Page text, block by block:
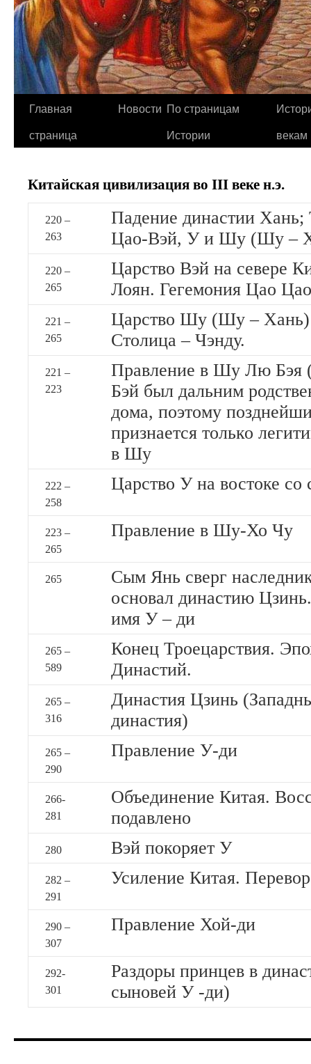
Главная
страница
Новости По страницам
Истории
векам
Китайская цивилизация во III веке н.э.
220 –
263
Падение династии Хань;
Цао-Вэй, У и Шу (Шу –
220 –
265
Царство Вэй на севере
Лоян. Гегемония Цао Цао
221 –
265
Царство Шу (Шу – Хань)
Столица – Чэнду.
221 –
223
Правление в Шу Лю
Бэй был дальним
дома, поэтому
признается только
в Шу
222 –
258
Царство У на востоке
223 –
265
Правление в Шу-Хо Чу
265
Сым Янь сверг
основал династию
имя У – ди
265 –
589
Конец Троецарствия.
Династий.
265 –
316
Династия Цзинь
династия)
265 –
290
Правление У-ди
266-
281
Объединение Китая.
подавлено
280 Вэй покоряет У
282 –
291
Усиление Китая.
290 –
307
Правление Хой-ди
292-
301
Раздоры принцев в
сыновей У -ди)